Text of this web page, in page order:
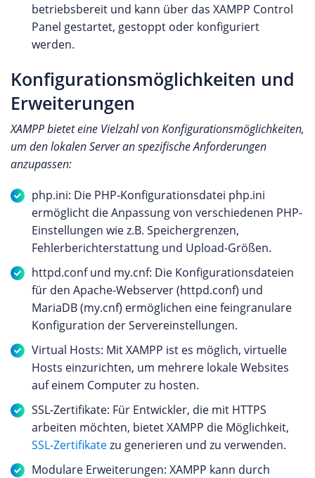
betriebsbereit und kann über das XAMPP Control
Panel gestartet, gestoppt oder konfiguriert
werden.
Konfigurationsmöglichkeiten und
Erweiterungen
XAMPP bietet eine Vielzahl von Konfigurationsmöglichkeiten,
um den lokalen Server an spezifische Anforderungen
anzupassen:
php.ini: Die PHP-Konfigurationsdatei php.ini
ermöglicht die Anpassung von verschiedenen PHP-
Einstellungen wie z.B. Speichergrenzen,
Fehlerberichterstattung und Upload-Größen.
httpd.conf und my.cnf: Die Konfigurationsdateien
für den Apache-Webserver (httpd.conf) und
MariaDB (my.cnf) ermöglichen eine feingranulare
Konfiguration der Servereinstellungen.
Virtual Hosts: Mit XAMPP ist es möglich, virtuelle
Hosts einzurichten, um mehrere lokale Websites
auf einem Computer zu hosten.
SSL-Zertifikate: Für Entwickler, die mit HTTPS
arbeiten möchten, bietet XAMPP die Möglichkeit,
SSL-Zertifikatezu generieren und zu verwenden.
Modulare Erweiterungen: XAMPP kann durch